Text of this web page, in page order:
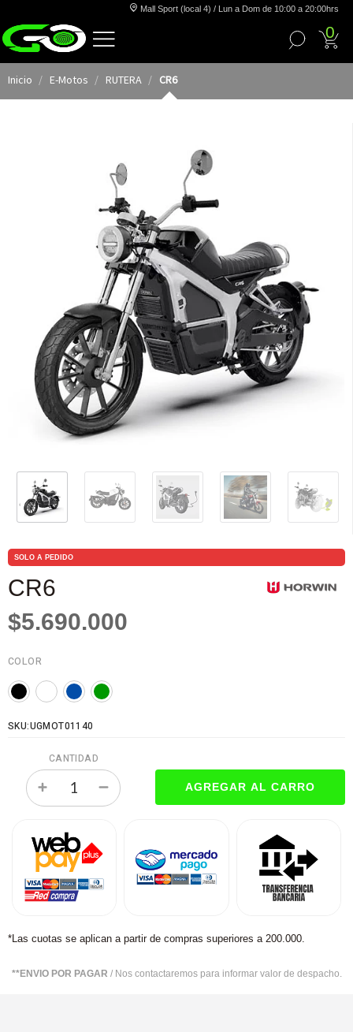
Mall Sport (local 4) / Lun a Dom de 10:00 a 20:00hrs
0
Inicio E-Motos RUTERA CR6
SOLO A PEDIDO
CR6
$5.690.000
COLOR
SKU:UGMOT01140
CANTIDAD
*Las cuotas se aplican a partir de compras superiores a 200.000.
**ENVIO POR PAGAR / Nos contactaremos para informar valor de despacho.